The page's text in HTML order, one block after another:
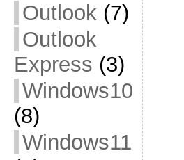
Outlook(7)
Outlook
Express (3)
Windows10
(8)
Windows11